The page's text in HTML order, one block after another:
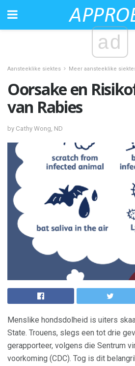
ad
Aansteeklike siektes Meer aansteeklike
Oorsake en
van Rabies
by Cathy Wong, ND
Menslike hondsdolheid is uiters
State. Trouens, slegs een tot drie
gerapporteer, volgens die Sentrum
voorkoming (CDC). Tog is dit